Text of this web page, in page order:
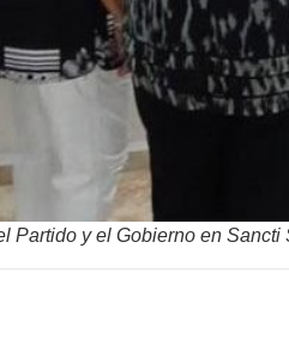
Partido y el Gobierno en